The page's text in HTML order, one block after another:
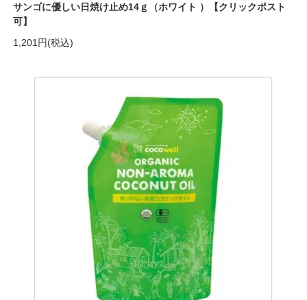
サンゴに優しい日焼け止め14ｇ（ホワイト ）【クリックポスト
可】
1,201円(税込)